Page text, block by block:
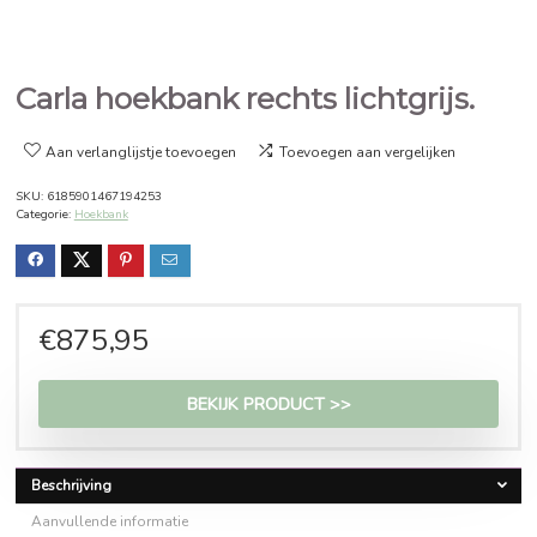
Carla hoekbank rechts
Aan verlanglijstje toevoegen
SKU: 6185901467194253
Categorie: Hoekbank
€875,95